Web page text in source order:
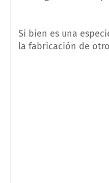
Si bien es una
la fabricación de